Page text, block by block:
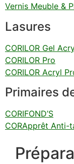
Vernis Meuble &
Lasures
CORILOR Gel
CORILOR Pro
CORILOR Acryl
Primaires
CORIFOND’S
CORApprêt Anti-